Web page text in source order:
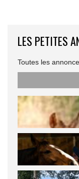
LES PETITES
Toutes les